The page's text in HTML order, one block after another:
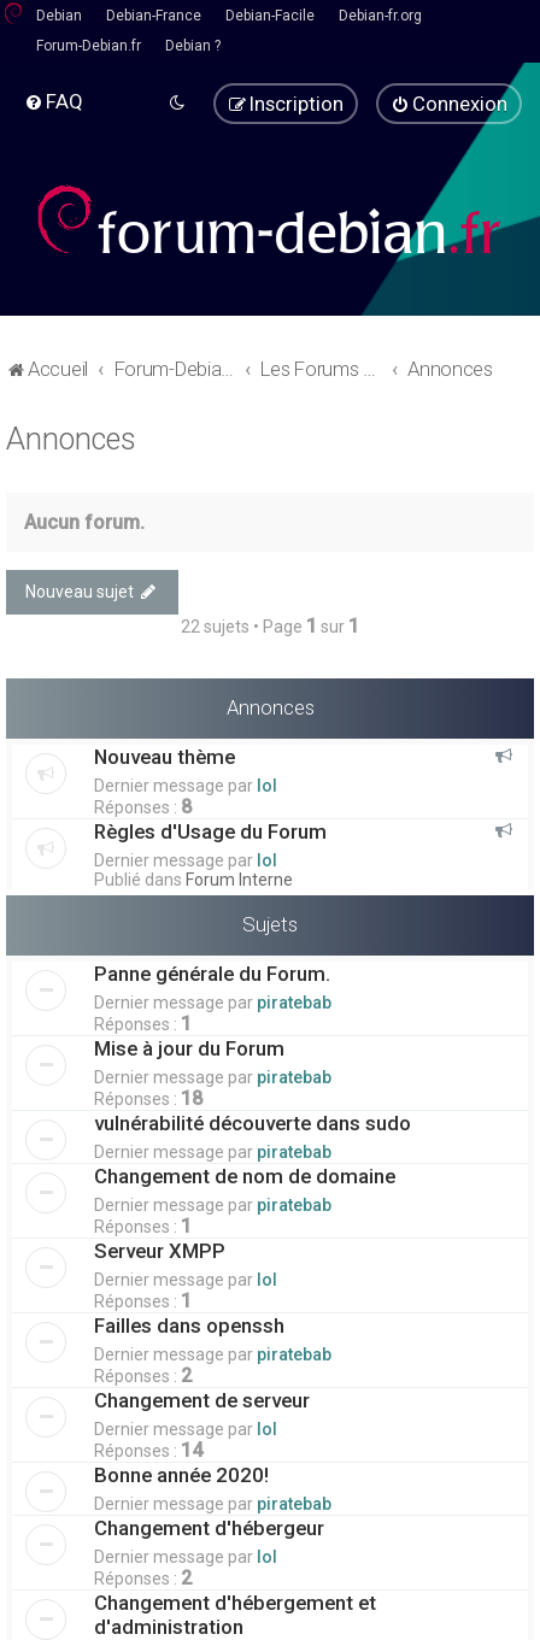
Debian Debian-France Debian-Facile
Debian-fr.org
Forum-Debian.fr
Debian ?
FAQ Connexion
Inscription
Accueil Forum-Debian.fr Les Forums d'aide Annonces
Annonces
Aucun forum.
Nouveau sujet
22 sujets • Page 1 sur 1
Annonces
Nouveau thème
Dernier message par lol
Réponses : 8
Règles d'Usage du Forum
Dernier message par lol
Publié dans Forum Interne
Sujets
Panne générale du Forum.
Dernier message par piratebab
Réponses : 1
Mise à jour du Forum
Dernier message par piratebab
Réponses : 18
vulnérabilité découverte dans sudo
Dernier message par piratebab
Changement de nom de domaine
Dernier message par piratebab
Réponses : 1
Serveur XMPP
Dernier message par lol
Réponses : 1
Failles dans openssh
Dernier message par piratebab
Réponses : 2
Changement de serveur
Dernier message par lol
Réponses : 14
Bonne année 2020!
Dernier message par piratebab
Changement d'hébergeur
Dernier message par lol
Réponses : 2
Changement d'hébergement et
d'administration